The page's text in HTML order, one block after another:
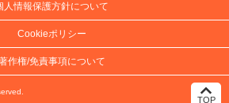
人情報保護方針について
Cookieポリシー
作権/免責事項について
TOP